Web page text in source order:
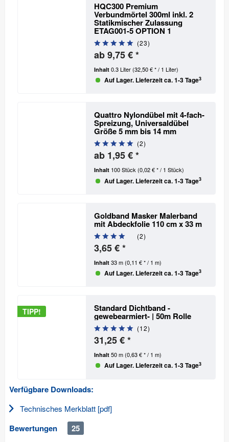
HQC300 Premium
Verbundmörtel 300ml inkl. 2
StatikmischerZulassung
ETAG001-5 OPTION 1
(23)
ab 9,75 € *
Inhalt 0.3 Liter(32,50 € * / 1 Liter)
Auf Lager. Lieferzeit ca. 1-3 Tage3
Quattro Nylondübel mit 4-fach-
Spreizung, Universaldübel
Größe 5 mm bis 14 mm
(2)
ab 1,95 € *
Inhalt 100 Stück(0,02 € * / 1 Stück)
Auf Lager. Lieferzeit ca. 1-3 Tage3
Goldband Masker Malerband
mit Abdeckfolie 110 cm x 33 m
(2)
3,65 € *
Inhalt 33 m(0,11 € * / 1 m)
Auf Lager. Lieferzeit ca. 1-3 Tage3
TIPP! Standard Dichtband -
gewebearmiert- | 50m Rolle
(12)
31,25 € *
Inhalt 50 m(0,63 € * / 1 m)
Auf Lager. Lieferzeit ca. 1-3 Tage3
Verfügbare Downloads:
Technisches Merkblatt [pdf]
Bewertungen 25